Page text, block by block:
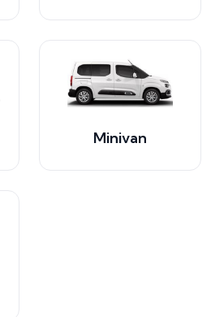
Minivan